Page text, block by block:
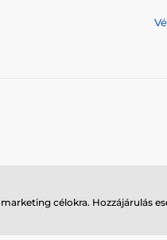
célokra. Hozzájárulás